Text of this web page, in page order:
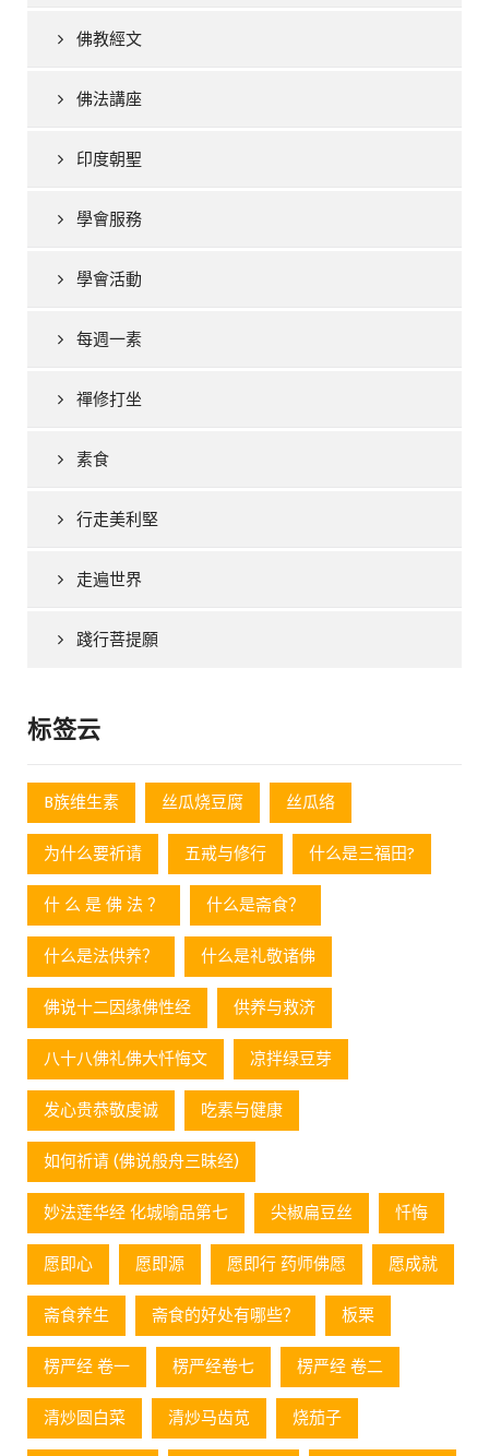
佛教經文
佛法講座
印度朝聖
學會服務
學會活動
每週一素
禪修打坐
素食
行走美利堅
走遍世界
踐行菩提願
标签云
B族维生素 丝瓜烧豆腐 丝瓜络
为什么要祈请 五戒与修行 什么是三福田?
什 么 是 佛 法 ？ 什么是斋食？
什么是法供养？ 什么是礼敬诸佛
佛说十二因缘佛性经 供养与救济
八十八佛礼佛大忏悔文 凉拌绿豆芽
发心贵恭敬虔诚 吃素与健康
如何祈请 (佛说般舟三昧经)
妙法莲华经 化城喻品第七 尖椒扁豆丝 忏悔
愿即心 愿即源 愿即行 药师佛愿 愿成就
斋食养生 斋食的好处有哪些？ 板栗
楞严经 卷一 楞严经卷七 楞严经 卷二
清炒圆白菜 清炒马齿苋 烧茄子